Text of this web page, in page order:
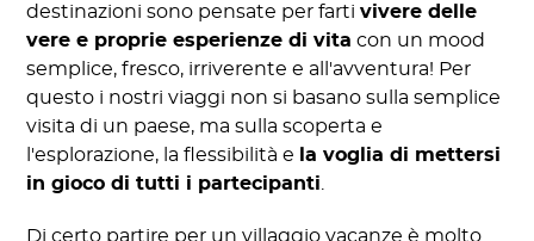
destinazioni sono pensate per fartivivere delle
vere e proprie esperienze di vita con un mood
semplice, fresco, irriverente e all'avventura! Per
questo i nostri viaggi non si basano sulla semplice
visita di un paese, ma sulla scoperta e
l'esplorazione, la flessibilità e
la voglia di mettersi
in gioco di tutti i partecipanti
Di certo partire per un villaggio vacanze è molto